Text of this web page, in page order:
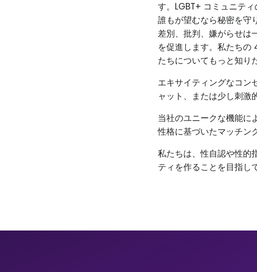
す。LGBT+ コミュニテ
誰もが望むなら秘密を守
差別、批判、嫌がらせは
を促進します。私たちの
たちについてもっと知り
エキサイティングなコン
ャット、または少し刺激
当社のユニークな機能に
性格に基づいたマッチン
私たちは、性自認や性的
ティを作ることを目指し